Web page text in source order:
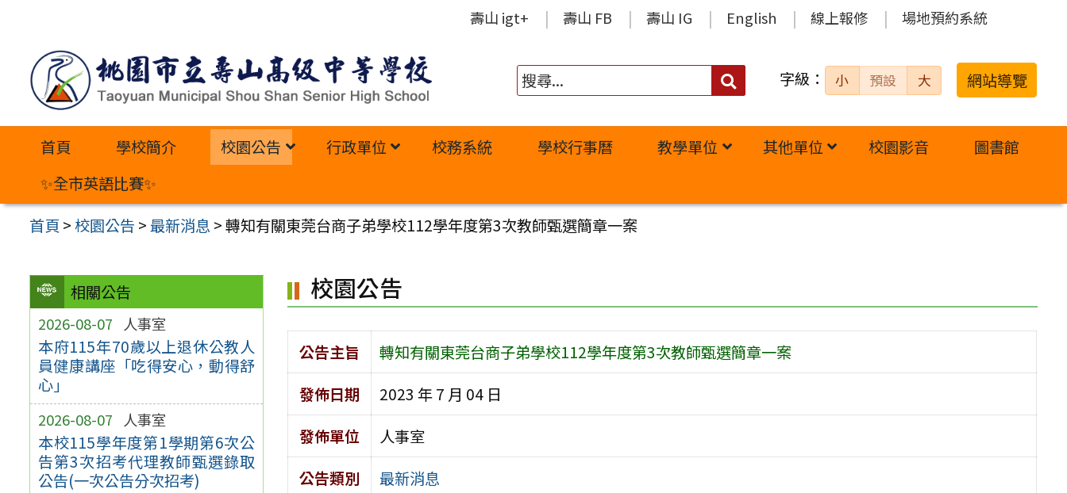
內
壽山 igt+ 壽山 FB 壽山 IG English 線上報修 場地預約系統
搜
字級： 小 預設 大 網站導覽
首頁 學校簡介 校園公告 行政單位 校務系統 學校行事曆 教學單位 其他單位 校園影音
圖書館
✨全市英語比賽✨
首頁 >校園公告 >最新消息 >轉知有關東莞台商子弟學校112學年度第3次教師甄選簡章一案
相關公告
2026-08-07 人事室
本府115年70歲以上退休公教人
員健康講座「吃得安心，動得舒
心」
2026-08-07 人事室
本校115學年度第1學期第6次公
告第3次招考代理教師甄選錄取
公告(一次公告分次招考)
校園公告
公告主旨
轉知有關東莞台商子弟學校112學年度第3次教師甄選簡章一案
發佈日期
2023 年 7 月 04 日
發佈單位
人事室
公告類別
最新消息